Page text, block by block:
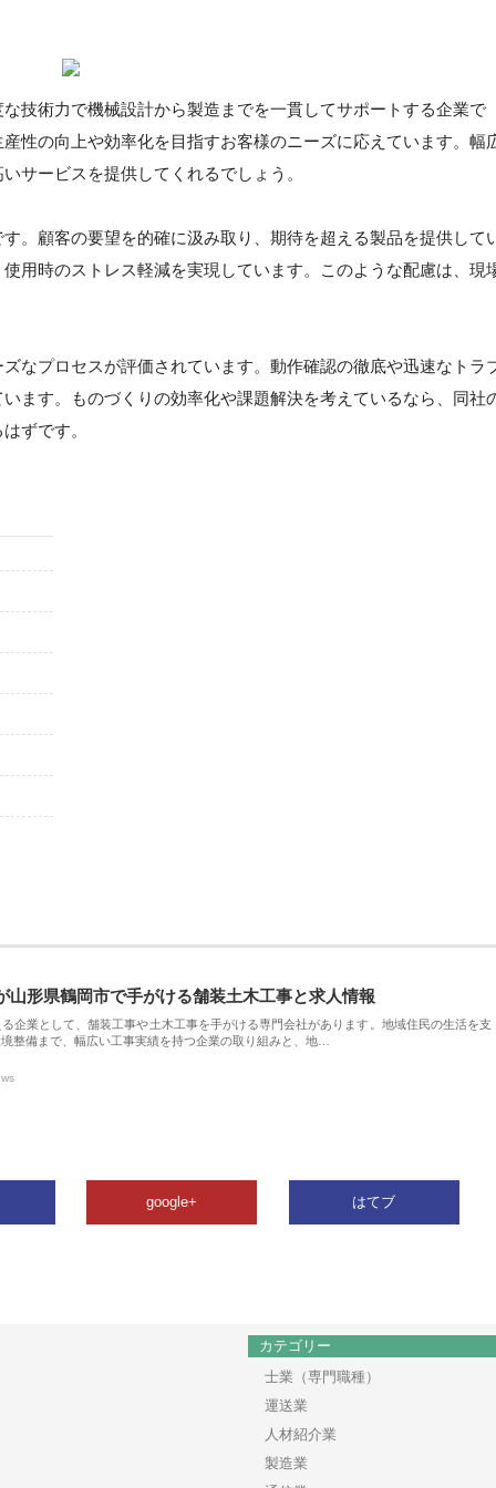
技術力で機械設計から製造までを一貫してサポートする企業で
性の向上や効率化を目指すお客様のニーズに応えています。幅
サービスを提供してくれるでしょう。
。顧客の要望を的確に汲み取り、期待を超える製品を提供して
用時のストレス軽減を実現しています。このような配慮は、現
なプロセスが評価されています。動作確認の徹底や迅速なトラ
ます。ものづくりの効率化や課題解決を考えているなら、同社
ずです。
山形県鶴岡市で手がける舗装土木工事と求人情報
企業として、舗装工事や土木工事を手がける専門会社があります。地域住民の生活を支
整備まで、幅広い工事実績を持つ企業の取り組みと、地…
google+ はてブ
カテゴリー
士業（専門職種）
運送業
人材紹介業
製造業